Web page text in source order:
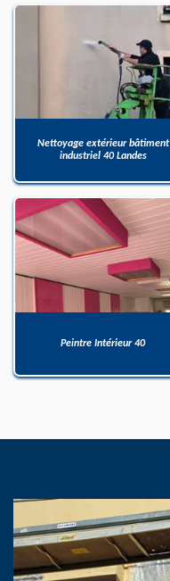
Nettoyage extérieur bâtiment
industriel 40 Landes
Peintre Intérieur 40